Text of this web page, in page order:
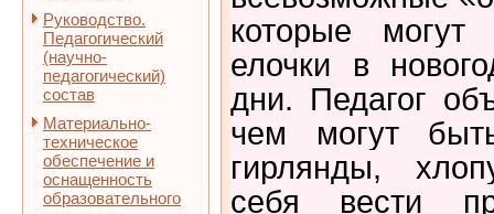
Руководство.
Педагогический
(научно-
педагогический)
состав
Материально-
техническое
обеспечение и
оснащенность
образовательного
которые могут
елочки в
дни. Педагог
чем могут
гирлянды,
себя вести